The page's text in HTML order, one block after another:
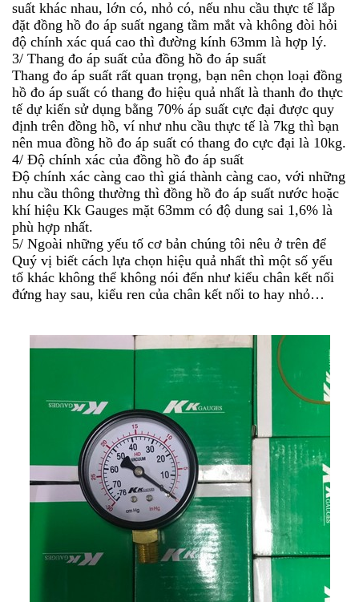
suất khác nhau, lớn có, nhỏ có, nếu nhu cầu thực tế lắp
đặt đồng hồ đo áp suất ngang tầm mắt và không đòi hỏi
độ chính xác quá cao thì đường kính 63mm là hợp lý.
3/ Thang đo áp suất của đồng hồ đo áp suất
Thang đo áp suất rất quan trọng, bạn nên chọn loại đồng
hồ đo áp suất có thang đo hiệu quả nhất là thanh đo thực
tế dự kiến sử dụng bằng 70% áp suất cực đại được quy
định trên đồng hồ, ví như nhu cầu thực tế là 7kg thì bạn
nên mua đồng hồ đo áp suất có thang đo cực đại là 10kg.
4/ Độ chính xác của đồng hồ đo áp suất
Độ chính xác càng cao thì giá thành càng cao, với những
nhu cầu thông thường thì đồng hồ đo áp suất nước hoặc
khí hiệu Kk Gauges mặt 63mm có độ dung sai 1,6% là
phù hợp nhất.
5/ Ngoài những yếu tố cơ bản chúng tôi nêu ở trên để
Quý vị biết cách lựa chọn hiệu quả nhất thì một số yếu
tố khác không thể không nói đến như kiểu chân kết nối
đứng hay sau, kiểu ren của chân kết nối to hay nhỏ…